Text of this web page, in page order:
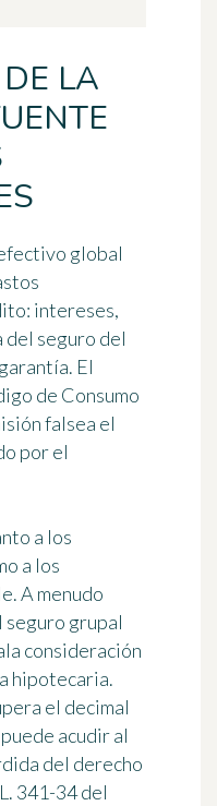
LA
global
intereses,
del seguro del
El
de Consumo
falsea el
por el
a los
a los
A menudo
grupal
consideración
hipotecaria.
el decimal
acudir al
del derecho
341-34 del